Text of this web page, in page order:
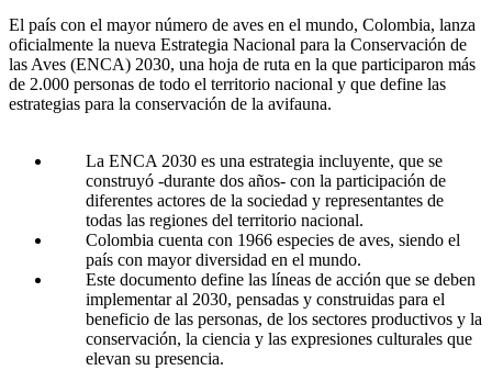
El país con el mayor número de aves en el mundo, Colombia, lanza
oficialmente la nueva Estrategia Nacional para la Conservación de
las Aves (ENCA) 2030, una hoja de ruta en la que participaron más
de 2.000 personas de todo el territorio nacional y que define las
estrategias para la conservación de la avifauna.
La ENCA 2030 es una estrategia incluyente, que se
construyó -durante dos años- con la participación de
diferentes actores de la sociedad y representantes de
todas las regiones del territorio nacional.
Colombia cuenta con 1966 especies de aves, siendo el
país con mayor diversidad en el mundo.
Este documento define las líneas de acción que se deben
implementar al 2030, pensadas y construidas para el
beneficio de las personas, de los sectores productivos y la
conservación, la ciencia y las expresiones culturales que
elevan su presencia.